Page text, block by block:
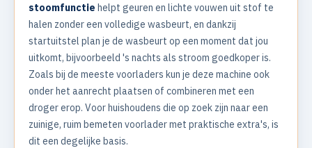
stoomfunctie helpt geuren en lichte vouwen uit stof te
halen zonder een volledige wasbeurt, en dankzij
startuitstel plan je de wasbeurt op een moment dat jou
uitkomt, bijvoorbeeld 's nachts als stroom goedkoper is.
Zoals bij de meeste voorladers kun je deze machine ook
onder het aanrecht plaatsen of combineren met een
droger erop. Voor huishoudens die op zoek zijn naar een
zuinige, ruim bemeten voorlader met praktische extra's, is
dit een degelijke basis.